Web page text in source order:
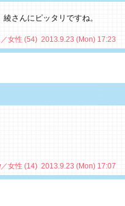
さんにピッタリですね。
／女性 (54) 2013.9.23 (Mon) 17:23
／女性 (14) 2013.9.23 (Mon) 17:07